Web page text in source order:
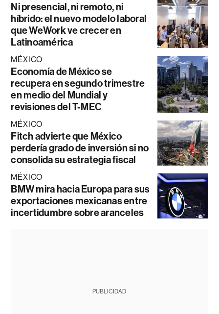
Ni presencial, ni remoto, ni
híbrido: el nuevo modelo laboral
que WeWork ve crecer en
Latinoamérica
MÉXICO
Economía de México se
recupera en segundo trimestre
en medio del Mundial y
revisiones del T-MEC
MÉXICO
Fitch advierte que México
perdería grado de inversión si no
consolida su estrategia fiscal
MÉXICO
BMW mira hacia Europa para sus
exportaciones mexicanas entre
incertidumbre sobre aranceles
PUBLICIDAD